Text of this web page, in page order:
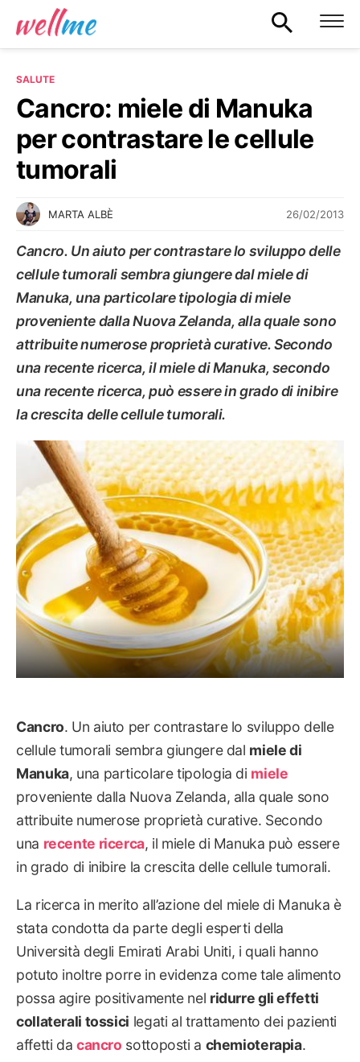
SALUTE
Cancro: miele di Manuka
per contrastare le cellule
tumorali
MARTA ALBÈ 26/02/2013
Cancro. Un aiuto per contrastare lo sviluppo delle
cellule tumorali sembra giungere dal miele di
Manuka, una particolare tipologia di miele
proveniente dalla Nuova Zelanda, alla quale sono
attribuite numerose proprietà curative. Secondo
una recente ricerca, il miele di Manuka, secondo
una recente ricerca, può essere in grado di inibire
la crescita delle cellule tumorali.
SALUTE
Cancro. Un aiuto per contrastare lo sviluppo delle
cellule tumorali sembra giungere dal miele di
Manuka, una particolare tipologia di miele
proveniente dalla Nuova Zelanda, alla quale sono
attribuite numerose proprietà curative. Secondo
una recente ricerca, il miele di Manuka può essere
in grado di inibire la crescita delle cellule tumorali.
La ricerca in merito all’azione del miele di Manuka è
stata condotta da parte degli esperti della
Università degli Emirati Arabi Uniti, i quali hanno
potuto inoltre porre in evidenza come tale alimento
possa agire positivamente nel ridurre gli effetti
collaterali tossici legati al trattamento dei pazienti
affetti da cancro sottoposti a chemioterapia.